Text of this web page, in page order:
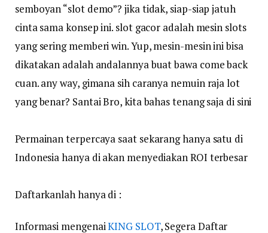
semboyan “slot demo”? jika tidak, siap-siap jatuh
cinta sama konsep ini. slot gacor adalah mesin slots
yang sering memberi win. Yup, mesin-mesin ini bisa
dikatakan adalah andalannya buat bawa come back
cuan. any way, gimana sih caranya nemuin raja lot
yang benar? Santai Bro, kita bahas tenang saja di sini
Permainan terpercaya saat sekarang hanya satu di
Indonesia hanya di akan menyediakan ROI terbesar
Daftarkanlah hanya di :
Informasi mengenaiKING SLOT, Segera Daftar